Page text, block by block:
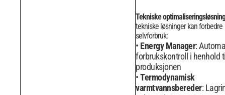
Tekniske
tekniske løsninger kan forbedre
selvforbruk:
Energy Manager:
forbrukskontroll i henhold
produksjonen
Termodynamisk
varmtvannsbereder: